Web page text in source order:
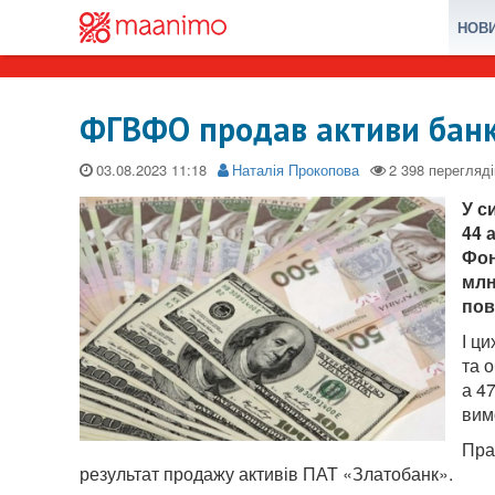
ФГВФО продав активи
03.08.2023 Наталія Прокопова
У
44
І
та
а
результат продажу активів ПАТ «Златобанк».